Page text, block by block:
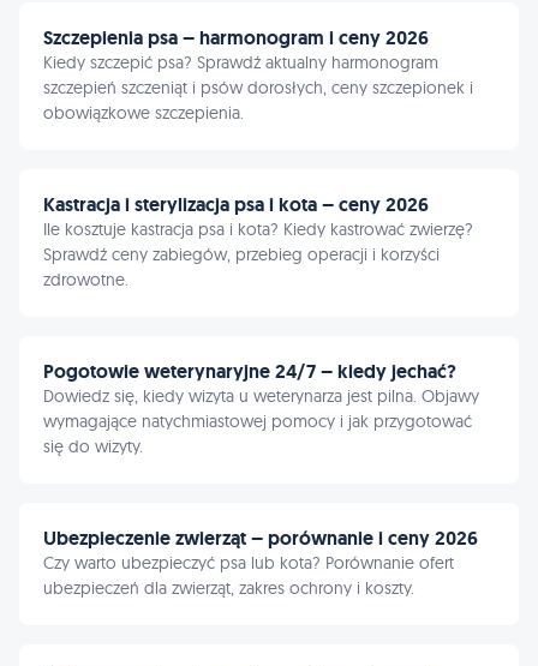
Szczepienia psa – harmonogram i ceny 2026
Kiedy szczepić psa? Sprawdź aktualny harmonogram
szczepień szczeniąt i psów dorosłych, ceny szczepionek i
obowiązkowe szczepienia.
Kastracja i sterylizacja psa i kota – ceny 2026
Ile kosztuje kastracja psa i kota? Kiedy kastrować zwierzę?
Sprawdź ceny zabiegów, przebieg operacji i korzyści
zdrowotne.
Pogotowie weterynaryjne 24/7 – kiedy jechać?
Dowiedz się, kiedy wizyta u weterynarza jest pilna. Objawy
wymagające natychmiastowej pomocy i jak przygotować
się do wizyty.
Ubezpieczenie zwierząt – porównanie i ceny 2026
Czy warto ubezpieczyć psa lub kota? Porównanie ofert
ubezpieczeń dla zwierząt, zakres ochrony i koszty.